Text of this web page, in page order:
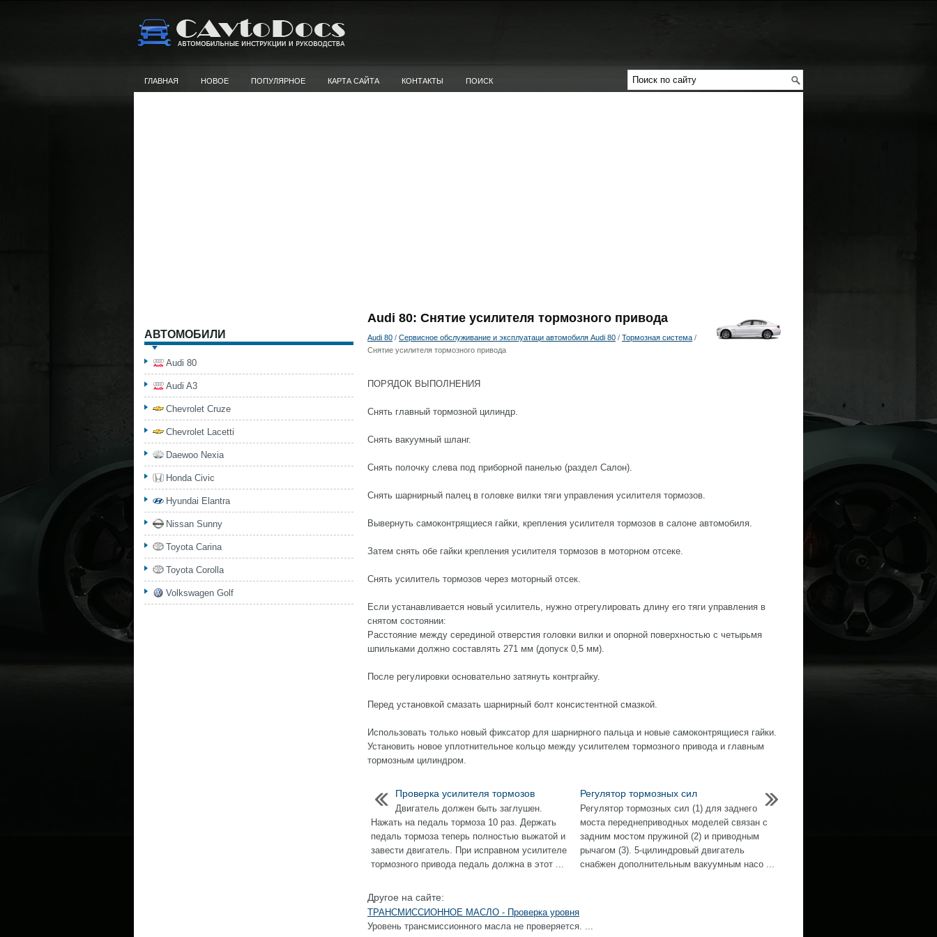
ГЛАВНАЯ НОВОЕ ПОПУЛЯРНОЕ КАРТА САЙТА КОНТАКТЫ ПОИСК
Audi 80: Снятие усилителя тормозного привода
Audi 80 / Сервисное обслуживание и эксплуатаци автомобиля Audi 80 / Тормозная система /
Снятие усилителя тормозного привода
ПОРЯДОК ВЫПОЛНЕНИЯ
Снять главный тормозной цилиндр.
Снять вакуумный шланг.
Снять полочку слева под приборной панелью (раздел Салон).
Снять шарнирный палец в головке вилки тяги управления усилителя тормозов.
Вывернуть самоконтрящиеся гайки, крепления усилителя тормозов в салоне автомобиля.
Затем снять обе гайки крепления усилителя тормозов в моторном отсеке.
Снять усилитель тормозов через моторный отсек.
Если устанавливается новый усилитель, нужно отрегулировать длину его тяги управления в
снятом состоянии:
Расстояние между серединой отверстия головки вилки и опорной поверхностью с четырьмя
шпильками должно составлять 271 мм (допуск 0,5 мм).
После регулировки основательно затянуть контргайку.
Перед установкой смазать шарнирный болт консистентной смазкой.
Использовать только новый фиксатор для шарнирного пальца и новые самоконтрящиеся гайки.
Установить новое уплотнительное кольцо между усилителем тормозного привода и главным
тормозным цилиндром.
Проверка усилителя тормозов
Двигатель должен быть заглушен.
Нажать на педаль тормоза 10 раз. Держать
педаль тормоза теперь полностью выжатой и
завести двигатель. При исправном усилителе
тормозного привода педаль должна в этот ...
Регулятор тормозных сил
Регулятор тормозных сил (1) для заднего
моста переднеприводных моделей связан с
задним мостом пружиной (2) и приводным
рычагом (3). 5-цилиндровый двигатель
снабжен дополнительным вакуумным насо ...
Другое на сайте:
ТРАНСМИССИОННОЕ МАСЛО - Проверка уровня
Уровень трансмиссионного масла не проверяется. ...
АВТОМОБИЛИ
Audi 80
Audi A3
Chevrolet Cruze
Chevrolet Lacetti
Daewoo Nexia
Honda Civic
Hyundai Elantra
Nissan Sunny
Toyota Carina
Toyota Corolla
Volkswagen Golf